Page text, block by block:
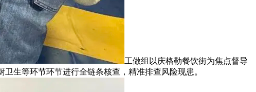
工做组以庆格勒餐饮街为焦点督导
生等环节环节进行全链条核查，精准排查风险现患。